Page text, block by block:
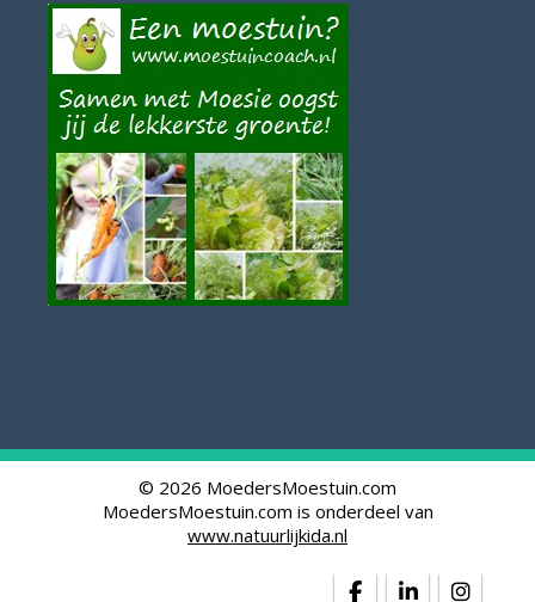
© 2026 MoedersMoestuin.com
MoedersMoestuin.com is onderdeel van
www.natuurlijkida.nl